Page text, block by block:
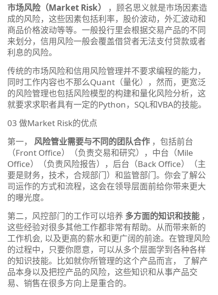
市场风险（Market Risk）
，顾名思义就是市场因素造
成的风险，这些因素包括利率，股价波动，外汇波动和
商品价格波动等等。一般投行里会根据交易产品的不同
来划分，信用风险一般会覆盖借贷者无法支付贷款或者
利息的风险。
传统的市场风险和信用风险管理并不要求编程的能力，
同时工作内容也不那么Quant（量化），然而，更宽泛
的风险管理也包括风险模型的构建和量化风险分析，这
就要求求职者具有一定的Python，SQL和VBA的技能。
03 做Market Risk的优点
第一， 风险管业需要与不同的团队合作 ，包括前台
（Front Office）（负责交易和研究），中台（Mile
Office）（负责风险报告），后台（Back Office）（主
要是财务，技术，合规部门）和监管部门。你会了解公
司运作的方式和流程，这会在领导层面前给你带来更大
的曝光度。
第二，风控部门的工作可以培养 多方面的知识和技能 ，
这些经验对很多其他工作都非常有帮助。从而带来新的
工作机会, 以及更高的薪水和更广阔的前途。在管理风险
的过程中，只要你愿意，可以从多个层面学到各种各样
的知识技能。比如就你所管理的这个产品而言， 了解产
品本身以及把控产品的风险，这些知识和从事产品交
易、销售在很多方向上是重合的。